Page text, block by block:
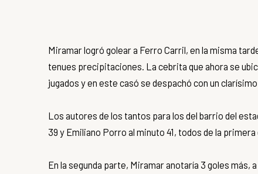
Miramar logró golear a Ferro Carril, en la misma
tenues precipitaciones. La cebrita que ahora se
jugados y en este casó se despachó con un clarísimo
Los autores de los tantos para los del barrio del
39 y Emiliano Porro al minuto 41, todos de la primera
En la segunda parte, Miramar anotaría 3 goles más,